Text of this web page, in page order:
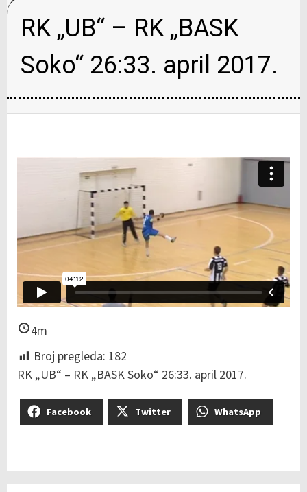
RK „UB“ – RK „BASK
Soko“ 26:33. april 2017.
4m
Broj pregleda: 182
RK „UB“ – RK „BASK Soko“ 26:33. april 2017.
Facebook Twitter WhatsApp